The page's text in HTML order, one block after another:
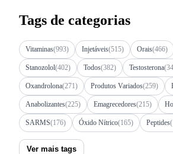
Tags de categorias
Vitaminas(993) Injetáveis(515) Orais(466)
Stanozolol(402) Todos(382) Testosterona
Oxandrolona(271) Produtos Variados(259)
Anabolizantes(225) Emagrecedores(215)
SARMS(176) Óxido Nítrico(165) Peptides
Ver mais tags